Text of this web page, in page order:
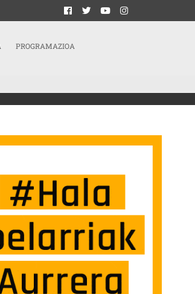
PROGRAMAZIOA
«LA RGI EN CASI TODOS LOS CASOS ES SUPERIOR AL